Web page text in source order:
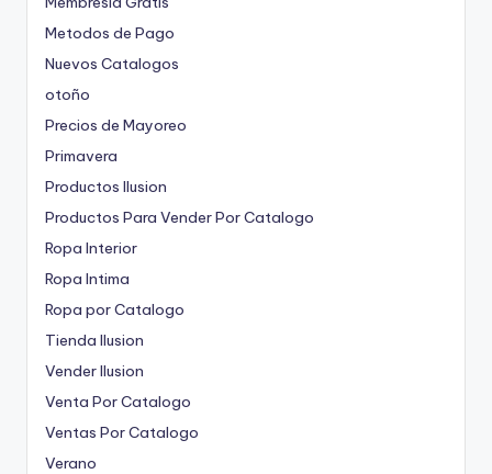
Metodos de Pago
Nuevos Catalogos
otoño
Precios de Mayoreo
Primavera
Productos Ilusion
Productos Para Vender Por Catalogo
Ropa Interior
Ropa Intima
Ropa por Catalogo
Tienda Ilusion
Vender Ilusion
Venta Por Catalogo
Ventas Por Catalogo
Verano